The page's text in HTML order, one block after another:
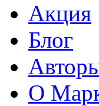
Акция
Блог
О